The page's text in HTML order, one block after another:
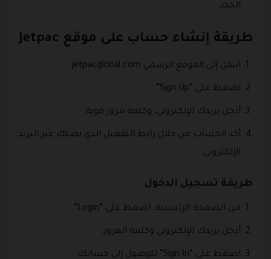
الجدد.
طريقة إنشاء حساب على موقع Jetpac
انتقل إلى الموقع الرسمي jetpacglobal.com
.
اضغط على “Sign Up”.
أدخل بريدك الإلكتروني، وكلمة مرور قوية.
أكد الحساب من خلال رابط التفعيل الذي يصلك عبر البريد
الإلكتروني.
طريقة تسجيل الدخول
من الصفحة الرئيسية، اضغط على “Login”.
أدخل بريدك الإلكتروني وكلمة المرور.
اضغط على “Sign In” للوصول إلى حسابك.